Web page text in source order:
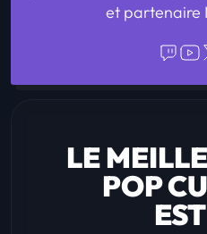
et partenaire
LE
POP